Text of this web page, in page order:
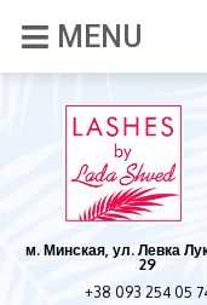
м. Минская, ул. Левка
29
+38 093 254 05